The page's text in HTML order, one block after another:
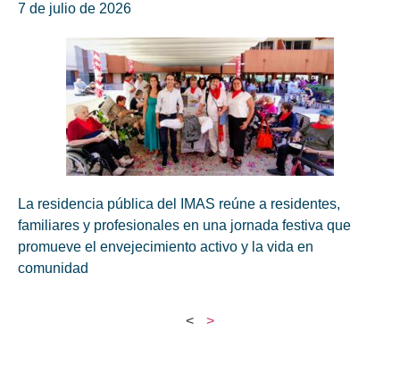
7 de julio de 2026
La residencia pública del IMAS reúne a residentes,
familiares y profesionales en una jornada festiva que
promueve el envejecimiento activo y la vida en
comunidad
< >